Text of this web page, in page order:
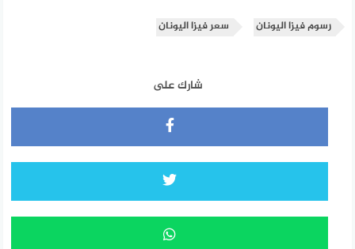
رسوم فيزا اليونان سعر فيزا اليونان
شارك على